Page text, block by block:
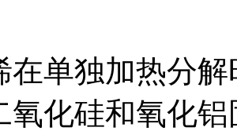
在单独加热分
氧化硅和氧化